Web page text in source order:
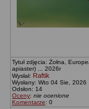
Tytuł zdjęcia: Żołna,
apiaster) ... 2026r
Wysłał: Raftik
Wysłany: Wto 04 Sie, 2026
Odsłon: 14
Oceny: nie ocenione
Komentarze: 0